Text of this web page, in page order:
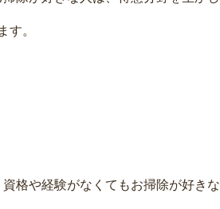
す。
格や経験がなくてもお掃除が好きな